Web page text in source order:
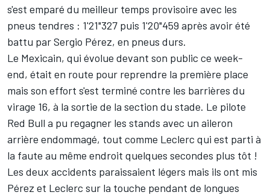
s'est emparé du meilleur temps provisoire avec les
pneus tendres : 1'21"327 puis 1'20"459 après avoir été
battu parSergio Pérez, en pneus durs.
Le Mexicain, qui évolue devant son public ce week-
end, était en route pour reprendre la première place
mais son effort s'est terminé contre les barrières du
virage 16, à la sortie de la section du stade. Le pilote
Red Bull a pu regagner les stands avec un aileron
arrière endommagé, tout comme Leclerc qui est parti à
la faute au même endroit quelques secondes plus tôt !
Les deux accidents paraissaient légers mais ils ont mis
Pérez et Leclerc sur la touche pendant de longues